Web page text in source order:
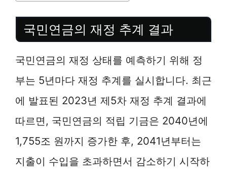
국민연금의 재정 추계 결과
국민연금의 재정 상태를 예측하기 위해 정
부는 5년마다 재정 추계를 실시합니다. 최근
에 발표된 2023년 제5차 재정 추계 결과에
따르면, 국민연금의 적립 기금은 2040년에
1,755조 원까지 증가한 후, 2041년부터는
지출이 수입을 초과하면서 감소하기 시작하